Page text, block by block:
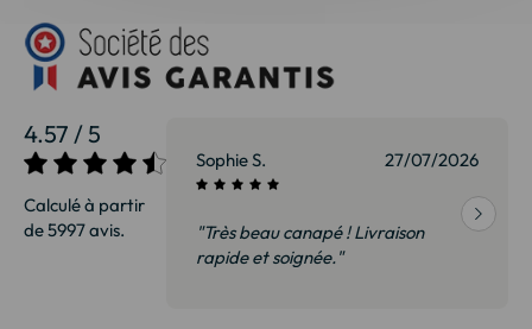
4.57 / 5
Calculé à partir
de 5997 avis.
27/07/2026 Sophie S. 27/07/2026
"Très beau canapé ! Livraison
rapide et soignée."